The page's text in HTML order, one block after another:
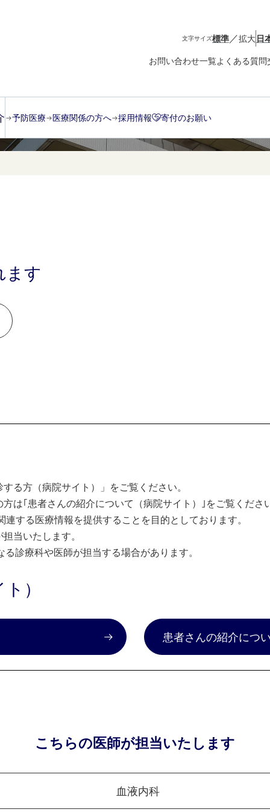
文字サイズ標準／拡大日
お問い合わせ一覧よくある質問
予防医療 医療関係の方へ 採用情報 寄付のお願い
ます
る方（病院サイト）」をご覧ください。
は｢患者さんの紹介について（病院サイト）｣をご覧くださ
する医療情報を提供することを目的としております。
当いたします。
診療科や医師が担当する場合があります。
）
患者さんの紹介につ
こちらの医師が担当いたします
血液内科